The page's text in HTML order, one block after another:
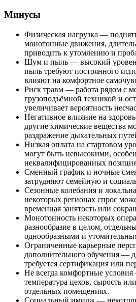
Минусы
Физическая нагрузка —
монотонные движения,
приводить к утомлению и
Шум и пыль — высокий
пыль требуют постоянного
влияют на комфортное
Риск травм — работа рядом с
грузоподъёмной техникой и
увеличивает вероятность
Негативное влияние на
другие химические вещества
раздражение дыхательных
Низкая оплата на стартовом
могут быть невысокими,
неквалифицированных
Сменный график и ночные
затрудняют семейную и
Сезонные колебания и
некоторых регионах спрос
временная занятость или
Монотонность некоторых
разнообразие в целом,
однообразными и
Ограниченные карьерные
дополнительного обучения —
требуется сертификация или
Не всегда комфортные
температура цехов, сырость
отдельных помещениях.
Социальный имидж —